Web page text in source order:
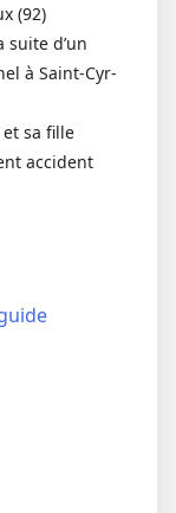
(92)
d’un
à Saint-Cyr-
sa fille
accident